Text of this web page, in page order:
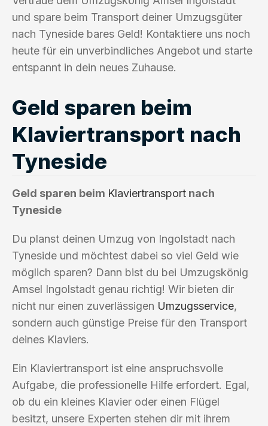
und spare beim Transport deiner Umzugsgüter
nach Tyneside bares Geld! Kontaktiere uns noch
heute für ein unverbindliches Angebot und starte
entspannt in dein neues Zuhause.
Geld sparen beim
Klaviertransport nach
Tyneside
Geld sparen beim Klaviertransport nach
Tyneside
Du planst deinen Umzug von Ingolstadt nach
Tyneside und möchtest dabei so viel Geld wie
möglich sparen? Dann bist du bei Umzugskönig
Amsel Ingolstadt genau richtig! Wir bieten dir
nicht nur einen zuverlässigen Umzugsservice,
sondern auch günstige Preise für den Transport
deines Klaviers.
Ein Klaviertransport ist eine anspruchsvolle
Aufgabe, die professionelle Hilfe erfordert. Egal,
ob du ein kleines Klavier oder einen Flügel
besitzt, unsere Experten stehen dir mit ihrem